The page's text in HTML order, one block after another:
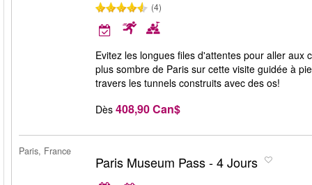
(4)
Evitez les longues files d'attentes pour aller aux
plus sombre de Paris sur cette visite guidée à
travers les tunnels construits avec des os!
Dès 408,90 Can$
Paris, France
Paris Museum Pass - 4 Jours